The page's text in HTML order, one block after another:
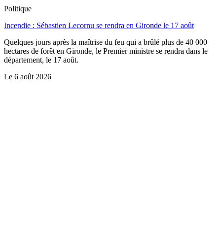
Politique
Incendie : Sébastien Lecornu se rendra en Gironde le 17 août
Quelques jours après la maîtrise du feu qui a brûlé plus de 40 000
hectares de forêt en Gironde, le Premier ministre se rendra dans le
département, le 17 août.
Le 6 août 2026